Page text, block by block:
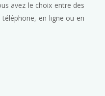
avez le choix entre des
en ligne ou en